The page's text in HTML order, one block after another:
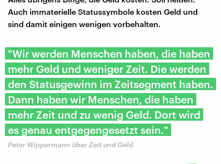
Auch immaterielle Statussymbole kosten Geld und
sind damit einigen wenigen vorbehalten.
"Wir werden Menschen haben, die haben
mehr Geld und weniger Zeit. Die werden
den Statusgewinn im Zeitsegment haben.
Dann haben wir Menschen, die haben
mehr Zeit und zu wenig Geld. Dort wird
es genau entgegengesetzt sein."
Peter Wippermann über Zeit und Geld